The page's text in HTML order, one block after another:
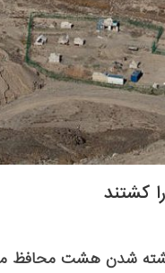
کشتند
شدن هشت محافظ